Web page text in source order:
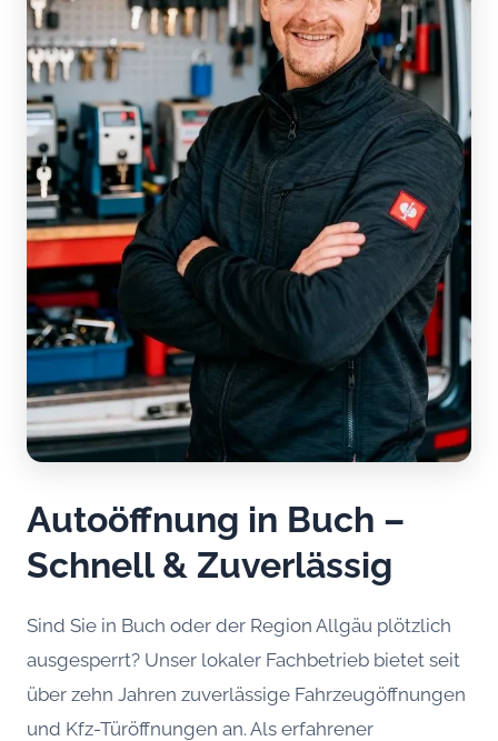
Autoöffnung in Buch –
Schnell & Zuverlässig
Sind Sie in Buch oder der Region Allgäu plötzlich
ausgesperrt? Unser lokaler Fachbetrieb bietet seit
über zehn Jahren zuverlässige Fahrzeugöffnungen
und Kfz-Türöffnungen an. Als erfahrener